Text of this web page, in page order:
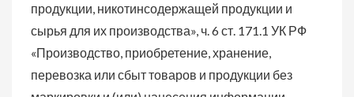
продукции, никотинсодержащей продукции и
сырья для их производства», ч. 6 ст. 171.1 УК РФ
«Производство, приобретение, хранение,
перевозка или сбыт товаров и продукции без